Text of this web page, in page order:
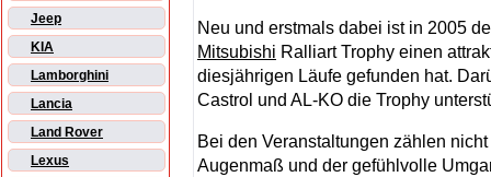
Jeep
KIA
Lamborghini
Lancia
Land Rover
Lexus
Neu und erstmals dabei ist in 2005
Mitsubishi Ralliart Trophy einen
diesjährigen Läufe gefunden hat.
Castrol und AL-KO die Trophy
Bei den Veranstaltungen zählen
Augenmaß und der gefühlvolle